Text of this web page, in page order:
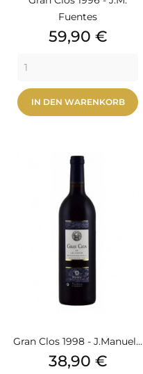
Fuentes
Preis
59,90 €
IN DEN WARENKORB
Gran Clos 1998 - J.Manuel...
Preis
38,90 €